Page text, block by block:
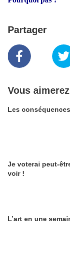
Partager
Vous
Les
Je voterai peut-
voir !
L’art en une